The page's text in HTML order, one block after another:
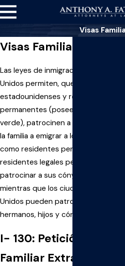
Visas
Visas Familiares
Las leyes de inmigración de los
Unidos permiten, que los ciudadanos
estadounidenses y residentes
permanentes (poseedores de tarjeta
verde), patrocinen a ciertos
la familia a emigrar a los Estados
como residentes permanentes. Los
residentes legales permanentes
patrocinar a sus cónyuges e hijos,
mientras que los ciudadanos de
Unidos pueden patrocinar a sus
hermanos, hijos y cónyuges.
I- 130: Petición para
Familiar Extranjero